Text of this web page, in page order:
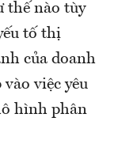
thế nào tùy
tố thị
của doanh
việc yêu
hình phân